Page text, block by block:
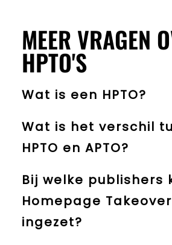
MEER VRAGEN
HPTO'S
Wat is een HPTO?
Wat is het verschil
HPTO en APTO?
Bij welke publishers
Homepage
ingezet?